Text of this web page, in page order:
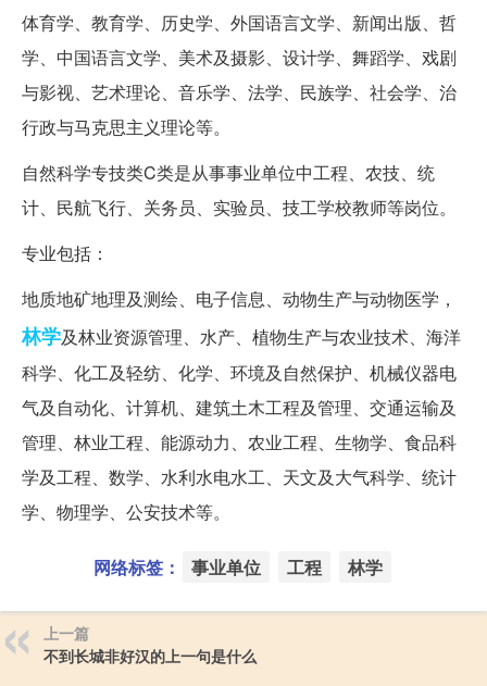
体育学、教育学、历史学、外国语言文学、新闻出版、哲
学、中国语言文学、美术及摄影、设计学、舞蹈学、戏剧
与影视、艺术理论、音乐学、法学、民族学、社会学、治
行政与马克思主义理论等。
自然科学专技类C类是从事事业单位中工程、农技、统
计、民航飞行、关务员、实验员、技工学校教师等岗位。
专业包括：
地质地矿地理及测绘、电子信息、动物生产与动物医学，
林学及林业资源管理、水产、植物生产与农业技术、海洋
科学、化工及轻纺、化学、环境及自然保护、机械仪器电
气及自动化、计算机、建筑土木工程及管理、交通运输及
管理、林业工程、能源动力、农业工程、生物学、食品科
学及工程、数学、水利水电水工、天文及大气科学、统计
学、物理学、公安技术等。
网络标签： 事业单位 工程 林学
上一篇
不到长城非好汉的上一句是什么